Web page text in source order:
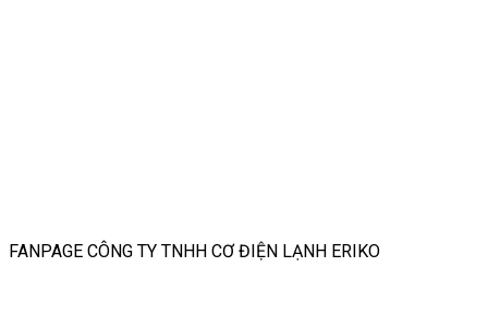
FANPAGE CÔNG TY TNHH CƠ ĐIỆN LẠNH ERIKO